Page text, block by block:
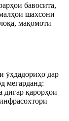
бавосита,
шахсони
мақомоти
ӯҳдадориҳо дар
мегарданд:
дигар қарорҳои